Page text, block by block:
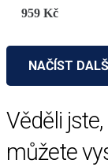
959Kč
NAČÍST
Věděli
můžete